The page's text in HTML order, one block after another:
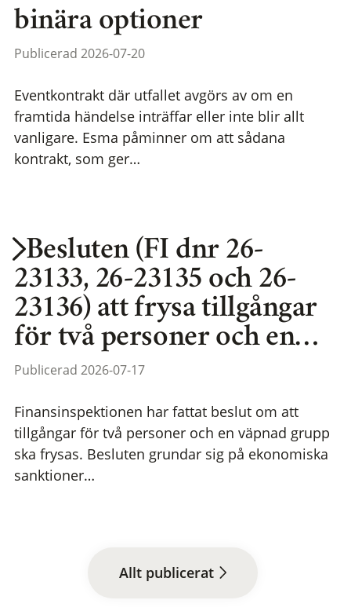
binära optioner
Publicerad 2026-07-20
Eventkontrakt där utfallet avgörs av om en
framtida händelse inträffar eller inte blir allt
vanligare. Esma påminner om att sådana
kontrakt, som ger…
Besluten (FI dnr 26-
23133, 26-23135 och 26-
23136) att frysa tillgångar
för två personer och en…
Publicerad 2026-07-17
Finansinspektionen har fattat beslut om att
tillgångar för två personer och en väpnad grupp
ska frysas. Besluten grundar sig på ekonomiska
sanktioner…
Allt publicerat